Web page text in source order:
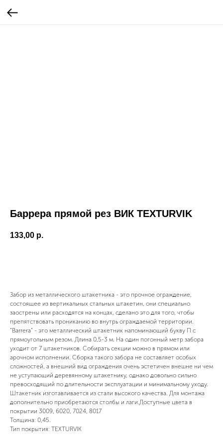
Баррера прямой рез ВИК TEXTURVIK
133,00 р.
Забор из металлического штакетника - это прочное ограждение,
состоящее из вертикальных стальных штакетин, они специально
заострены или расходятся на концах, сделано это для того, чтобы
препятствовать прониканию во внутрь ограждаемой территории.
"Barrera" - это металлический штакетник напоминающий букву П с
прямоугольным резом. Длина 0,5-3 м. На один погонный метр забора
уходит от 7 штакетников. Собирать секции можно в прямом или
арочном исполнении. Сборка такого забора не составляет особых
сложностей, а внешний вид ограждения очень эстетичен внешне ни чем
не уступающий деревянному штакетнику, однако довольно сильно
превосходящий по длительности эксплуатации и минимальному уходу.
Штакетник изготавливается из стали высокого качества. Для монтажа
дополнительно приобретаются столбы и лаги.Доступные цвета в
покрытии 3009, 6020, 7024, 8017
Толщина: 0,45.
Тип покрытия: TEXTURVIK